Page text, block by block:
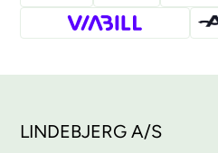
LINDEBJERG A/S